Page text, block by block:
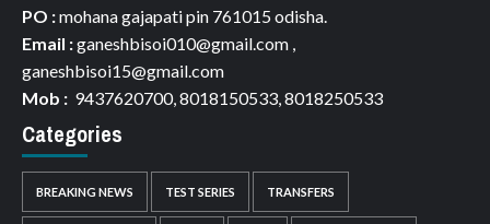
PO :mohana gajapati pin 761015 odisha.
Email :ganeshbisoi010@gmail.com ,
ganeshbisoi15@gmail.com
Mob : 9437620700, 8018150533, 8018250533
Categories
BREAKING NEWS TEST SERIES TRANSFERS